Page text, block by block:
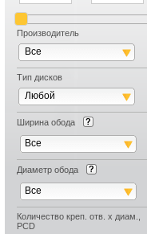
Производитель
Все
Тип дисков
Любой
Ширина обода
Все
Диаметр обода
Все
Количество креп. отв. х диам.,
PCD